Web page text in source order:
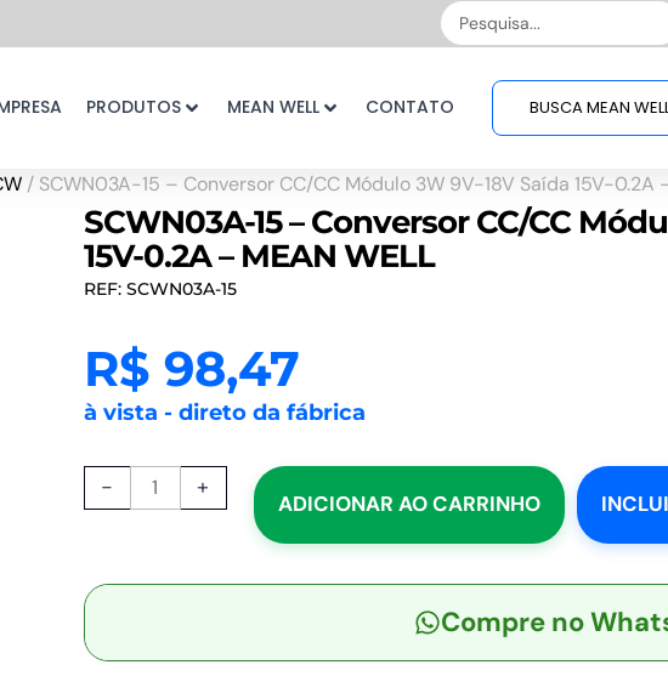
Pesquisar
...
PRODUTOS MEAN WELL CONTATO BUSCA MEAN
/ SCWN03A-15 – Conversor CC/CC Módulo 3W 9V-18V Saída 15V-0.2A
SCWN03A-15 – Conversor CC/CC
15V-0.2A – MEAN WELL
REF: SCWN03A-15
R$ 98,47
à vista - direto da fábrica
-
SCWN03A-
15
CC/CC
3W
+
ADICIONAR AO CARRINHO
Compre no